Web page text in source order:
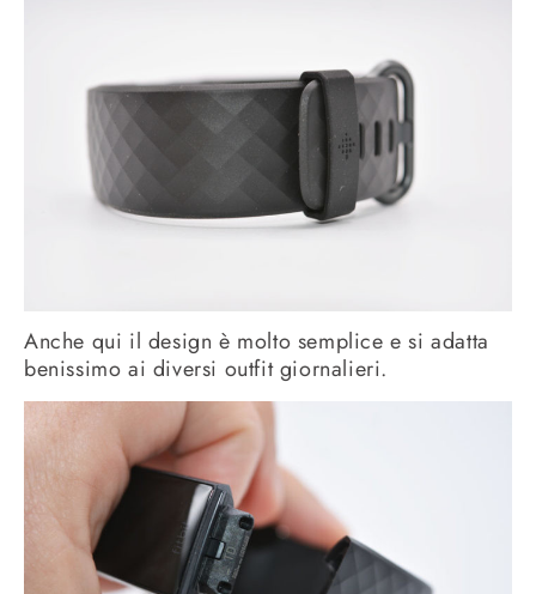
Anche qui il design è molto semplice e si adatta
benissimo ai diversi outfit giornalieri.